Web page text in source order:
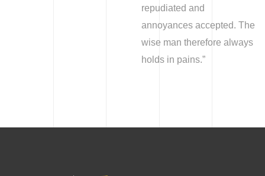
repudiated and
annoyances accepted. The
wise man therefore always
holds in pains.”